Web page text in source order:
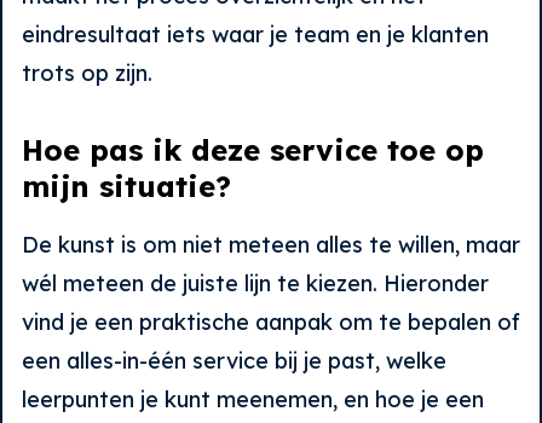
eindresultaat iets waar je team en je klanten
trots op zijn.
Hoe pas ik deze service toe op
mijn situatie?
De kunst is om niet meteen alles te willen, maar
wél meteen de juiste lijn te kiezen. Hieronder
vind je een praktische aanpak om te bepalen of
een alles-in-één service bij je past, welke
leerpunten je kunt meenemen, en hoe je een